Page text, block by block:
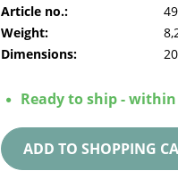
Article no.:
Weight:
Dimensions:
Ready to ship -
ADD TO SHOPPING